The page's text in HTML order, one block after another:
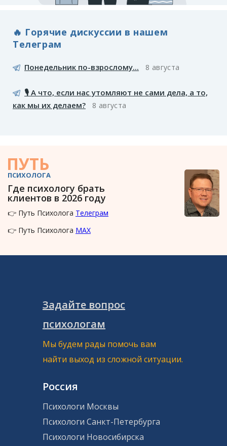
🔥 Горячие дискуссии в нашем
Телеграм
Понедельник по-взрослому... 8 августа
🎙️ А что, если нас утомляют не сами дела, а то,
как мы их делаем?
8 августа
ПУТЬ
ПСИХОЛОГА
Где психологу брать
клиентов в 2026 году
👉 Путь Психолога Телеграм
👉 Путь Психолога MAX
Задайте вопрос
психологам
Мы будем рады помочь вам
найти выход из сложной ситуации.
Россия
Психологи Москвы
Психологи Санкт-Петербурга
Психологи Новосибирска